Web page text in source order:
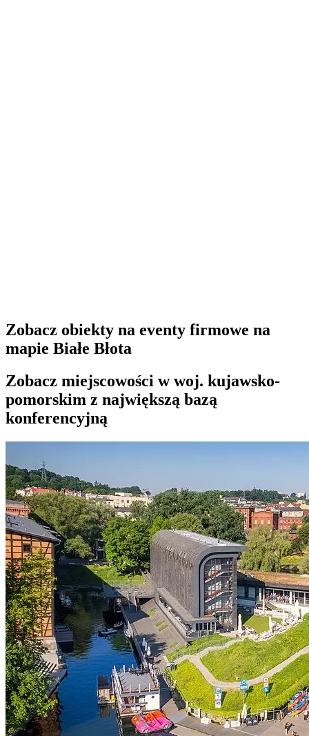
Zobacz obiekty na eventy firmowe na
mapie Białe Błota
Zobacz miejscowości w woj. kujawsko-
pomorskim z największą bazą
konferencyjną